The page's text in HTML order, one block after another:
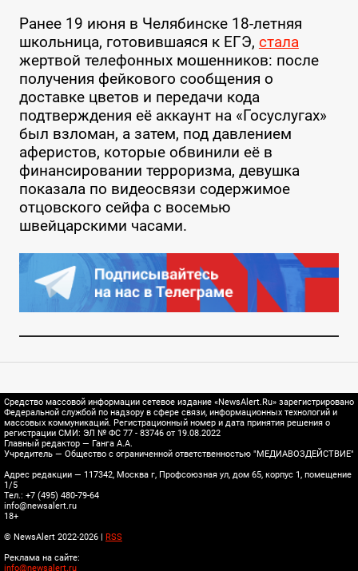
Ранее 19 июня в Челябинске 18-летняя
школьница, готовившаяся к ЕГЭ, стала
жертвой телефонных мошенников: после
получения фейкового сообщения о
доставке цветов и передачи кода
подтверждения её аккаунт на «Госуслугах»
был взломан, а затем, под давлением
аферистов, которые обвинили её в
финансировании терроризма, девушка
показала по видеосвязи содержимое
отцовского сейфа с восемью
швейцарскими часами.
Средство массовой информации сетевое издание «NewsAlert.Ru» зарегистрировано
Федеральной службой по надзору в сфере связи, информационных технологий и
массовых коммуникаций. Регистрационный номер и дата принятия решения о
регистрации СМИ: ЭЛ № ФС 77 - 83746 от 19.08.2022
Главный редактор — Ганга А.А.
Учредитель — Общество с ограниченной ответственностью "МЕДИАВОЗДЕЙСТВИЕ"
Адрес редакции — 117342, Москва г, Профсоюзная ул, дом 65, корпус 1, помещение
1/5
Тел.: +7 (495) 480-79-64
info@newsalert.ru
18+
© NewsAlert 2022-2026 |
RSS
Реклама на сайте:
info@newsalert.ru